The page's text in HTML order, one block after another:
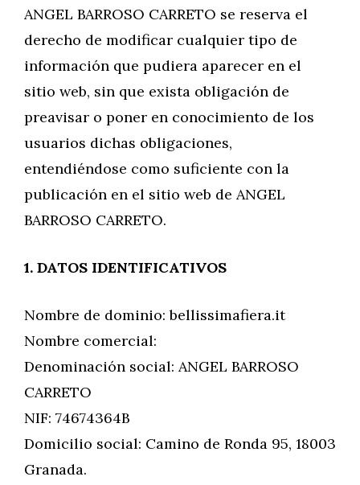
ANGEL BARROSO CARRETO se reserva el
derecho de modificar cualquier tipo de
información que pudiera aparecer en el
sitio web, sin que exista obligación de
preavisar o poner en conocimiento de los
usuarios dichas obligaciones,
entendiéndose como suficiente con la
publicación en el sitio web de ANGEL
BARROSO CARRETO.
1. DATOS IDENTIFICATIVOS
Nombre de dominio: bellissimafiera.it
Nombre comercial:
Denominación social: ANGEL BARROSO
CARRETO
NIF: 74674364B
Domicilio social: Camino de Ronda 95, 18003
Granada.